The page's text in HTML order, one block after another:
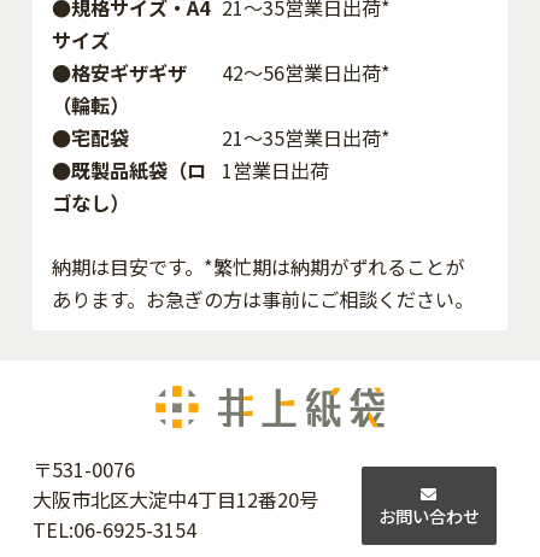
●規格サイズ・A4
サイズ
21～35営業日出荷*
●格安ギザギザ
（輪転）
42〜56営業日出荷*
●宅配袋
21～35営業日出荷*
●既製品紙袋（ロ
ゴなし）
1営業日出荷
納期は目安です。*繁忙期は納期がずれることが
あります。お急ぎの方は事前にご相談ください。
〒531-0076
大阪市北区大淀中4丁目12番20号
TEL:06-6925-3154
お問い合わせ